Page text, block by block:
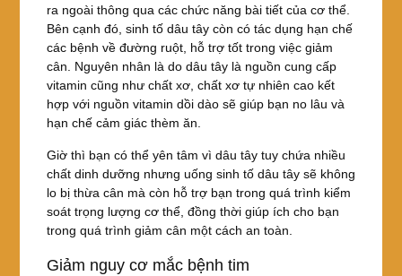
ra ngoài thông qua các chức năng bài tiết của cơ thể.
Bên cạnh đó, sinh tố dâu tây còn có tác dụng hạn chế
các bệnh về đường ruột, hỗ trợ tốt trong việc giảm
cân. Nguyên nhân là do dâu tây là nguồn cung cấp
vitamin cũng như chất xơ, chất xơ tự nhiên cao kết
hợp với nguồn vitamin dồi dào sẽ giúp bạn no lâu và
hạn chế cảm giác thèm ăn.
Giờ thì bạn có thể yên tâm vì dâu tây tuy chứa nhiều
chất dinh dưỡng nhưng uống sinh tố dâu tây sẽ không
lo bị thừa cân mà còn hỗ trợ bạn trong quá trình kiểm
soát trọng lượng cơ thể, đồng thời giúp ích cho bạn
trong quá trình giảm cân một cách an toàn.
Giảm nguy cơ mắc bệnh tim